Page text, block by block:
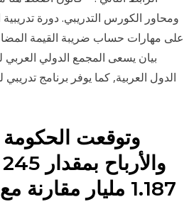
ومحاور الكورس التدريبي. دورة
على مهارات حساب ضريبة القيمة
بيان يسعى المجمع الدولي العربي
الدول العربية, كما يوفر برنامج
وتوقعت